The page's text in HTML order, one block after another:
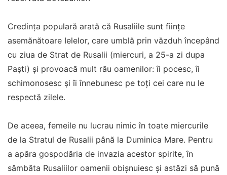
Credinţa populară arată că Rusaliile sunt fiinţe
asemănătoare Ielelor, care umblă prin văzduh începând
cu ziua de Strat de Rusalii (miercuri, a 25-a zi dupa
Paşti) şi provoacă mult rău oamenilor: îi pocesc, îi
schimonosesc şi îi înnebunesc pe toţi cei care nu le
respectă zilele.
De aceea, femeile nu lucrau nimic în toate miercurile
de la Stratul de Rusalii până la Duminica Mare. Pentru
a apăra gospodăria de invazia acestor spirite, în
sâmbăta Rusaliilor oamenii obişnuiesc şi astăzi să pună